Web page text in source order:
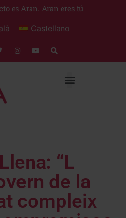
es Aran. Aran eres tú
Castellano
“L
de la
compleix